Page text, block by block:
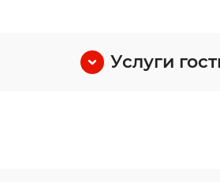
Услуги